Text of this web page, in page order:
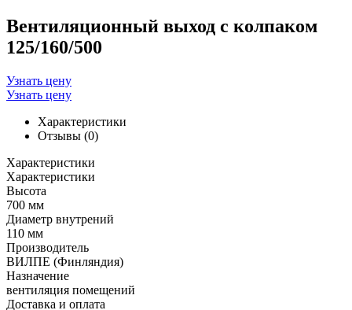
Вентиляционный выход с колпаком
125/160/500
Узнать цену
Узнать цену
Характеристики
Отзывы (0)
Характеристики
Характеристики
Высота
700 мм
Диаметр внутрений
110 мм
Производитель
ВИЛПЕ (Финляндия)
Назначение
вентиляция помещений
Доставка и оплата